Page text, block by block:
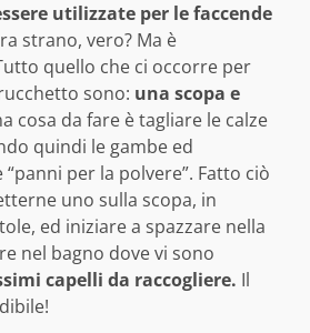
utilizzate per le faccende
strano, vero? Ma è
quello che ci occorre per
sono: una scopa e
cosa da fare è tagliare le calze
quindi le gambe ed
per la polvere”. Fatto ciò
uno sulla scopa, in
ed iniziare a spazzare nella
nel bagno dove vi sono
capelli da raccogliere. Il